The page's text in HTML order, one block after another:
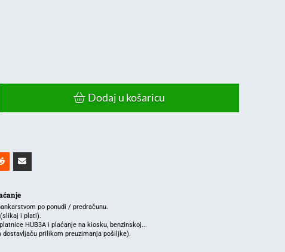
Dodaj u košaricu
po ponudi / predračunu.
i plati).
HUB3A i plaćanje na kiosku, benzinskoj...
dostavljaču prilikom preuzimanja pošiljke).